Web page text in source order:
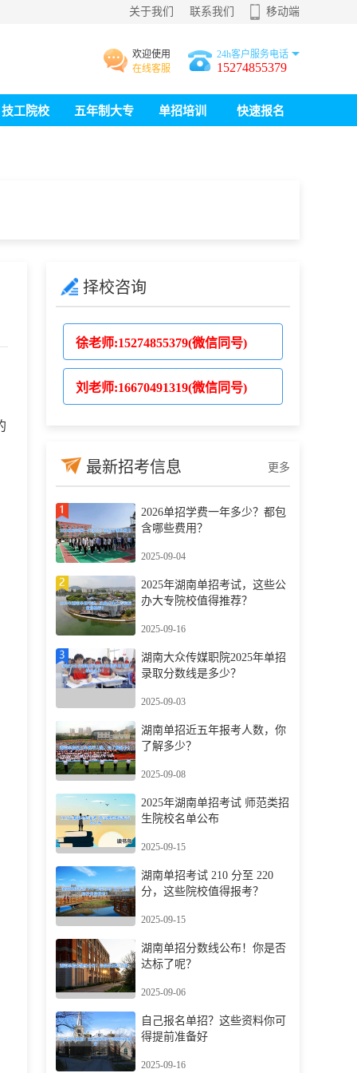
关于我们 联系我们 移动端
欢迎使用
在线客服
24h客户服务电话
15274855379
技工院校 五年制大专 单招培训 快速报名
择校咨询
徐老师:15274855379(微信同号)
刘老师:16670491319(微信同号)
最新招考信息 更多
2026单招学费一年多少？都包
含哪些费用？
2025-09-04
2025年湖南单招考试，这些公
办大专院校值得推荐？
2025-09-16
湖南大众传媒职院2025年单招
录取分数线是多少？
2025-09-03
湖南单招近五年报考人数，你
了解多少？
2025-09-08
2025年湖南单招考试 师范类招
生院校名单公布
2025-09-15
湖南单招考试 210 分至 220
分，这些院校值得报考？
2025-09-15
湖南单招分数线公布！你是否
达标了呢？
2025-09-06
自己报名单招？这些资料你可
得提前准备好
2025-09-16